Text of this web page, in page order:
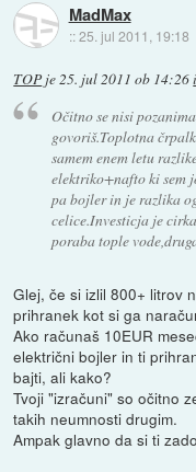
MadMax
::25. jul 2011, 19:18
TOP je25. jul 2011 ob 14:26
Očitno se nisi
govoriš.Toplotna
samem enem letu
elektriko+nafto ki sem
pa bojler in je razlika
celice.Investicja je
poraba tople
Glej, če si izlil 800+ litrov
prihranek kot si ga
Ako računaš 10EUR
električni bojler in ti
bajti, ali kako?
Tvoji "izračuni" so očitno
takih neumnosti drugim.
Ampak glavno da si ti